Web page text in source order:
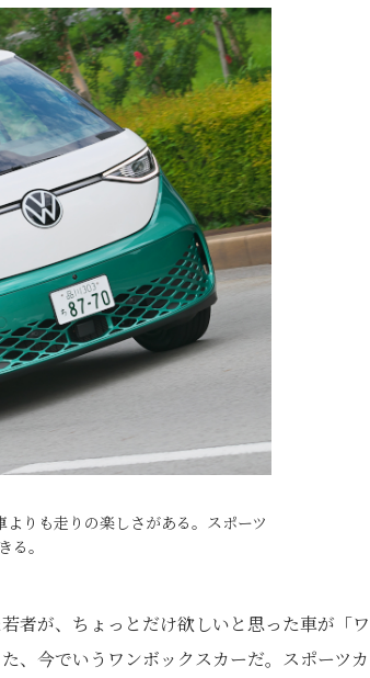
りも走りの楽しさがある。スポーツ
る。
者が、ちょっとだけ欲しいと思った車が「ワ
、今でいうワンボックスカーだ。スポーツカ